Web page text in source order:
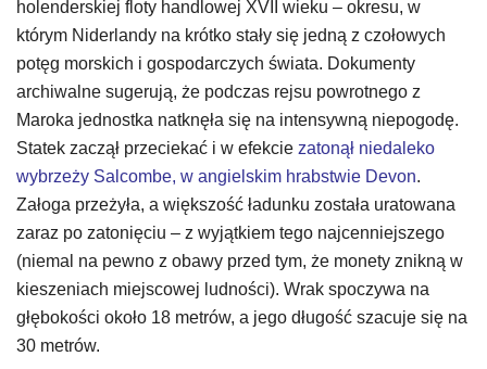
holenderskiej floty handlowej XVII wieku – okresu, w
którym Niderlandy na krótko stały się jedną z czołowych
potęg morskich i gospodarczych świata. Dokumenty
archiwalne sugerują, że podczas rejsu powrotnego z
Maroka jednostka natknęła się na intensywną niepogodę.
Statek zaczął przeciekać i w efekcie zatonął niedaleko
wybrzeży Salcombe, w angielskim hrabstwie Devon.
Załoga przeżyła, a większość ładunku została uratowana
zaraz po zatonięciu – z wyjątkiem tego najcenniejszego
(niemal na pewno z obawy przed tym, że monety znikną w
kieszeniach miejscowej ludności). Wrak spoczywa na
głębokości około 18 metrów, a jego długość szacuje się na
30 metrów.